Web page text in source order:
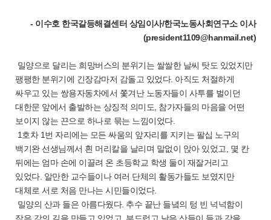
- 이수호 한국갈등해결센터 상임이사/한국노동사회연구소 이사
(president1109@hanmail.net)
밀양으로 달리는 희망버스의 분위기는 쌀쌀한 날씨 탓도 있었지만
팽팽한 분위기에 긴장감마저 감돌고 있었다. 아직도 처절하게
싸우고 있는 쌍용자동차에서 쫓겨난 노동자들이 사투를 벌이던
대한문 앞에서 출발하는 상징적 의미도, 참가자들의 마음을 어떤
보이지 않는 끈으로 하나로 묶는 느낌이었다.
1호차 1번 자리에는 모든 싸움의 앞자리를 지키는 팔십 노구의
백기완 선생님께서 흰 머리칼을 날리며 말없이 앉아 있었고, 몇 칸
뒤에는 엄마 손에 이끌려 온 초등학교 학생 둘이 재잘거리고
있었다. 알만한 교수들이나 여러 단체의 활동가들도 보였지만
대체로 서로 처음 만나는 시민들이었다.
밀양의 산과 들은 아름다웠다. 추수 끝난 들녘의 텅 빈 넉넉함이